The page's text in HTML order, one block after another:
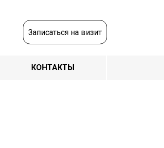
Записаться на визит
КОНТАКТЫ